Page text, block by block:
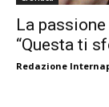
La
“Questa ti
Redazione